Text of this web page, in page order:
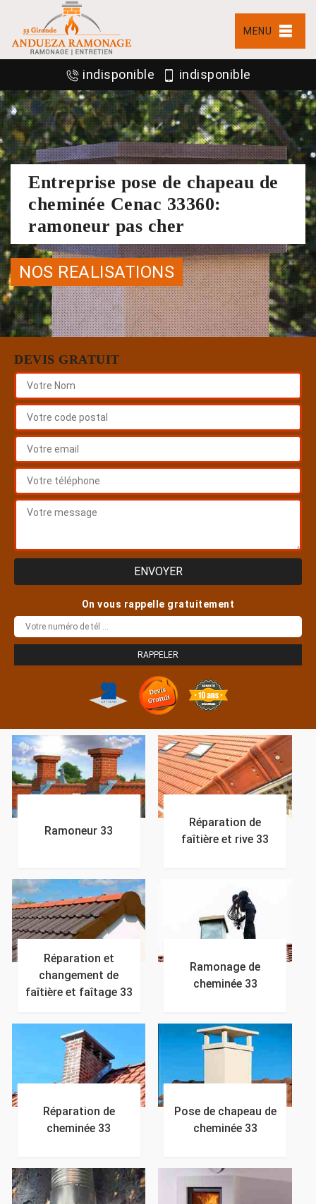
MENU
indisponible indisponible
Entreprise pose de chapeau de
cheminée Cenac 33360:
ramoneur pas cher
NOS REALISATIONS
DEVIS GRATUIT
On vous rappelle gratuitement
Ramoneur 33
Réparation de
faîtière et rive 33
Réparation et
changement de
faîtière et faîtage 33
Ramonage de
cheminée 33
Réparation de
cheminée 33
Pose de chapeau de
cheminée 33